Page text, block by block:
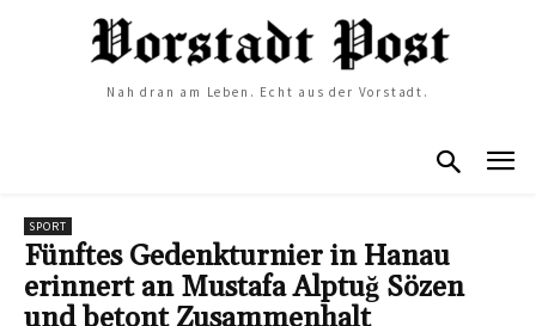
Nah dran am Leben. Echt aus der Vorstadt.
SPORT
Fünftes Gedenkturnier in Hanau
erinnert an Mustafa Alptuğ Sözen
und betont Zusammenhalt